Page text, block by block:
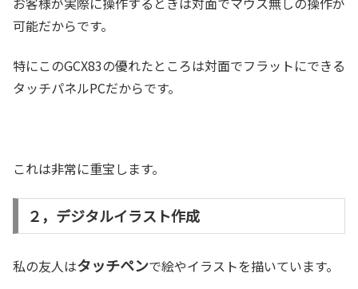
可能だからです。
特にこのGCX83の優れたところは対面でフラットにできる
タッチパネルPCだからです。
これは非常に重宝します。
２，デジタルイラスト作成
私の友人はタッチペンで絵やイラストを描いています。